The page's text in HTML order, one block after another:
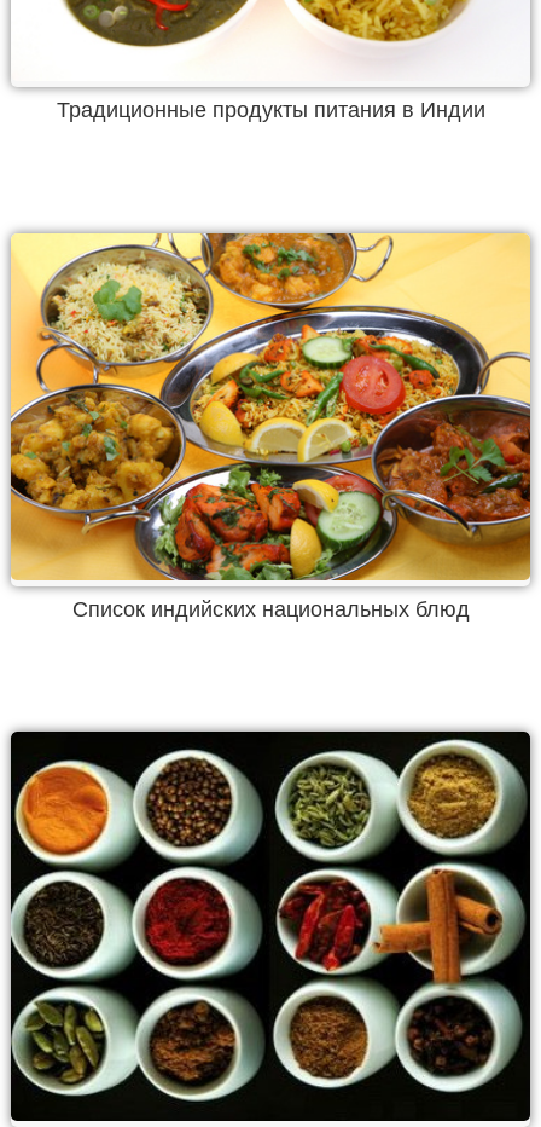
Традиционные продукты питания в Индии
Список индийских национальных блюд